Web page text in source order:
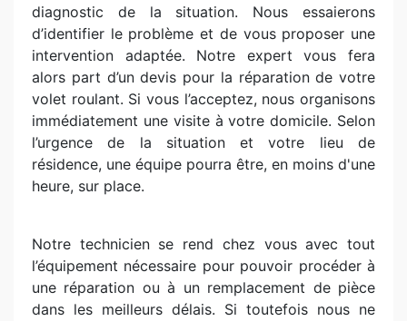
diagnostic de la situation. Nous essaierons
d’identifier le problème et de vous proposer une
intervention adaptée. Notre expert vous fera
alors part d’un devis pour la réparation de votre
volet roulant. Si vous l’acceptez, nous organisons
immédiatement une visite à votre domicile. Selon
l’urgence de la situation et votre lieu de
résidence, une équipe pourra être, en moins d'une
heure, sur place.
Notre technicien se rend chez vous avec tout
l’équipement nécessaire pour pouvoir procéder à
une réparation ou à un remplacement de pièce
dans les meilleurs délais. Si toutefois nous ne